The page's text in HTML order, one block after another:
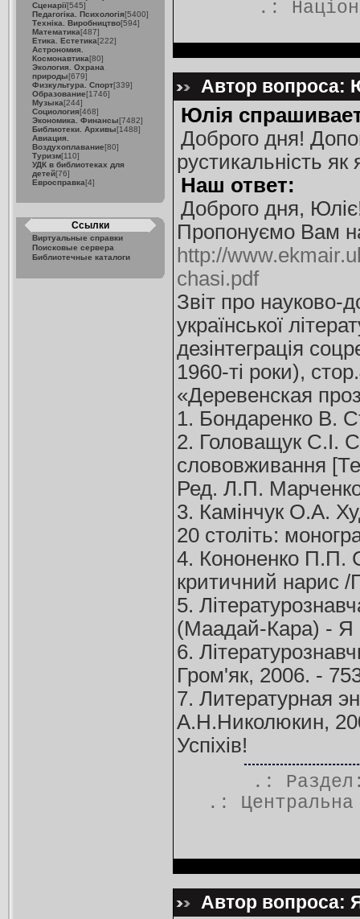
Сценарії[545]
Педагогіка. Психологія[5400]
Техніка. Виробництво[594]
Математика[487]
Етика. Естетика[222]
Астрономия.
Космонавтика[80]
Экология. Охрана
природы[679]
Физкультура. Спорт[339]
Образование[1746]
Музыка[244]
Социология[468]
Экономика. Финансы[7482]
Библиотеки. Архивы[1488]
Авиация.
Воздухоплавание[80]
Туризм[110]
УДК в библиотеках для
детей[76]
Евросправка[4]
Ссылки
Виртуальные справки
Поисковые сервера
Библиотечные каталоги
.:
Автор вопроса:
Юлія
Доброго дня!
рустикальність
Наш ответ:
Доброго дня,
Пропонуємо Вам
http://
chasi.pdf
Звіт про науково-
української
дезінтеграція
1960-ті роки),
«Деревенская
1. Бондаренко В.
2. Головащук С.І.
слововживання
Ред. Л.П.
3. Камінчук О.А.
20 століть:
4. Кононенко П.П.
критичний нарис
5.
(Маадай-Кара) - Я
6.
Гром'як, 2006. -
7. Литературная
А.Н.Николюкин,
Успіхів!
.:
.:
Автор вопроса: